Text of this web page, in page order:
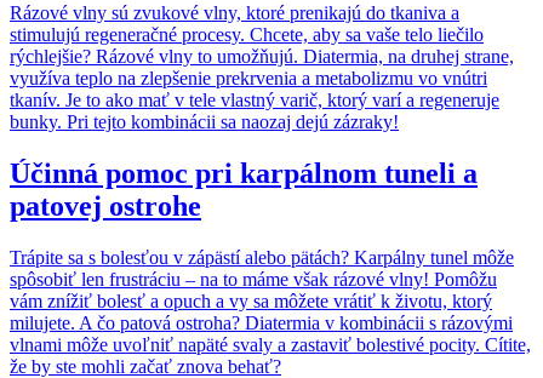
Rázové vlny sú zvukové vlny, ktoré prenikajú do tkaniva a
stimulujú regeneračné procesy. Chcete, aby sa vaše telo liečilo
rýchlejšie? Rázové vlny to umožňujú. Diatermia, na druhej strane,
využíva teplo na zlepšenie prekrvenia a metabolizmu vo vnútri
tkanív. Je to ako mať v tele vlastný varič, ktorý varí a regeneruje
bunky. Pri tejto kombinácii sa naozaj dejú zázraky!
Účinná pomoc pri karpálnom tuneli a
patovej ostrohe
Trápite sa s bolesťou v zápästí alebo pätách? Karpálny tunel môže
spôsobiť len frustráciu – na to máme však rázové vlny! Pomôžu
vám znížiť bolesť a opuch a vy sa môžete vrátiť k životu, ktorý
milujete. A čo patová ostroha? Diatermia v kombinácii s rázovými
vlnami môže uvoľniť napäté svaly a zastaviť bolestivé pocity. Cítite,
že by ste mohli začať znova behať?